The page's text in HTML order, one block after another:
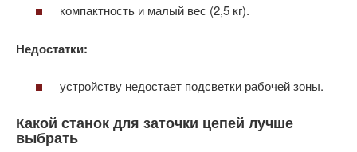
компактность и малый вес (2,5 кг).
Недостатки:
устройству недостает подсветки рабочей зоны.
Какой станок для заточки цепей лучше
выбрать